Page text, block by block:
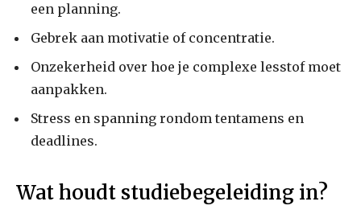
een planning.
Gebrek aan motivatie of concentratie.
Onzekerheid over hoe je complexe lesstof moet
aanpakken.
Stress en spanning rondom tentamens en
deadlines.
Wat houdt studiebegeleiding in?